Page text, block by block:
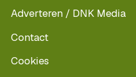
Adverteren / DNK Media
Contact
Cookies